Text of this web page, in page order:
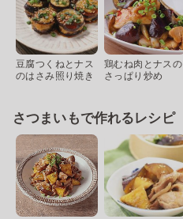
豆腐つくねとナス
のはさみ照り焼き
鶏むね肉とナスの
さっぱり炒め
さつまいもで作れるレシピ